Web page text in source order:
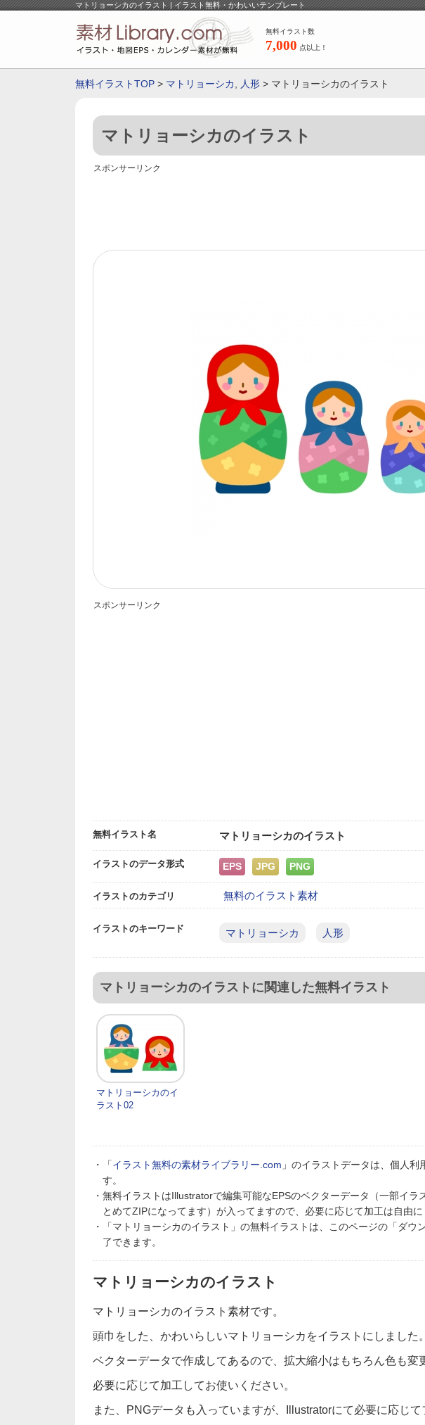
マトリョーシカのイラスト | イラスト無料・かわいいテンプレート
無料イラスト数
7,000 点以上！
無料イラストTOP > マトリョーシカ 人形 > マトリョーシカのイラスト
マトリョーシカのイラスト
スポンサーリンク
スポンサーリンク
無料イラスト名 マトリョーシカのイラスト
イラストのデータ形式 EPS JPG PNG
イラストのカテゴリ 無料のイラスト素材
イラストのキーワード マトリョーシカ 人形
マトリョーシカのイラストに関連した無料イラスト
マトリョーシカのイ
ラスト02
・「イラスト無料の素材ライブラリー.com 」のイラストデータは、個人
す。
・無料イラストはIllustratorで編集可能なEPSのベクターデータ（一部イラ
とめてZIPになってます）が入ってますので、必要に応じて加工は自由に
・「マトリョーシカのイラスト」の無料イラストは、このページの「ダウ
了できます。
マトリョーシカのイラスト
マトリョーシカのイラスト素材です。
頭巾をした、かわいらしいマトリョーシカをイラストにしました。
ベクターデータで作成してあるので、拡大縮小はもちろん色も変
必要に応じて加工してお使いください。
また、PNGデータも入っていますが、Illustratorにて必要に応じ